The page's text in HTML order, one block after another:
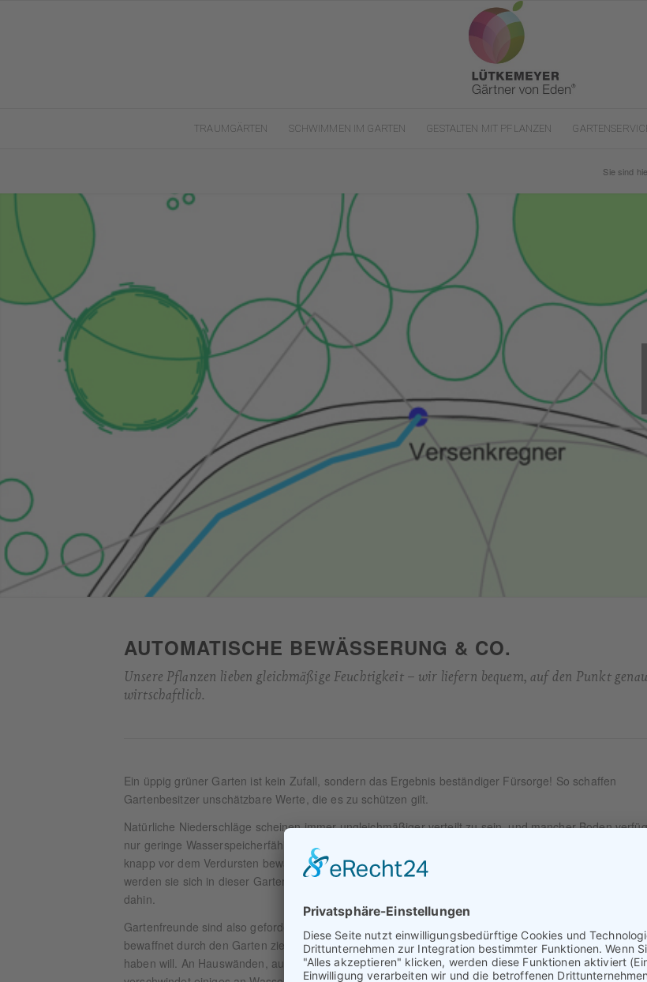
TRAUMGÄRTEN SCHWIMMEN IM GARTEN GESTALTEN MIT PFLANZEN
Sie sind
AUTOMATISCHE BEWÄSSERUNG & CO.
Unsere Pflanzen lieben gleichmäßige Feuchtigkeit – wir liefern bequem, auf den Punkt
wirtschaftlich.
Ein üppig grüner Garten ist kein Zufall, sondern das Ergebnis beständiger Fürsorge! So schaffen
Gartenbesitzer unschätzbare Werte, die es zu schützen gilt.
Natürliche Niederschläge scheinen immer ungleichmäßiger verteilt zu sein, und mancher Boden
nur geringe Wasserspeicherfähigkeit. Auch wenn wir unsere Pflanzen durch mancherlei Noteinsätze
knapp vor dem Verdursten bewahren konnten, haben sie zumindest einen Trockenschaden erlitten.
werden sie sich in dieser Gartensaison kaum mehr erholen, und die Pracht ist bis zum kommenden Jahr
dahin.
Gartenfreunde sind also gefordert, in Trockenphasen nachzuhelfen. Wer mit Schlauch und Sprenger
bewaffnet durch den Garten zieht, verliert neben allerhand Zeit, viel Wasser dorthin, wo er es gar nicht
haben will. An Hauswänden, auf Wegen, auf Nachbars Grundstück und als Verdunstungsfeuchte in